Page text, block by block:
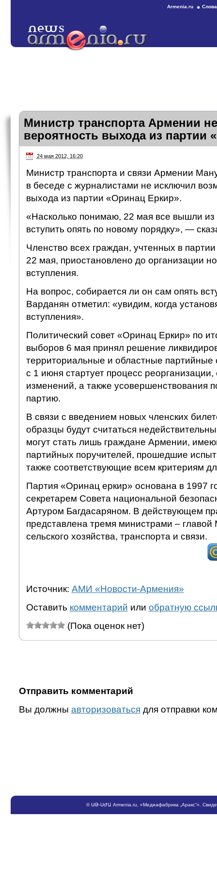
Armenia.ru
Министр транспорта Армении
вероятность выхода из партии
24 мая 2012, 16:20
Министр транспорта и связи Армении
в беседе с журналистами не исключил
выхода из партии «Оринац Еркир».
«Насколько понимаю, 22 мая все вышли
вступить опять по новому порядку», —
Членство всех граждан, учтенных в
22 мая, приостановлено до организации
вступления.
На вопрос, собирается ли он сам опять
Варданян отметил: «увидим, когда
вступления».
Политический совет «Оринац Еркир» по
выборов 6 мая принял решение
территориальные и областные партийные
с 1 июня стартует процесс реорганизации,
изменений, а также усовершенствования
партию.
В связи с введением новых членских
образцы будут считаться
могут стать лишь граждане Армении,
партийных поручителей, прошедшие
также соответствующие всем критериям
Партия «Оринац еркир» основана в 1997
секретарем Совета национальной
Артуром Багдасаряном. В действующем
представлена тремя министрами –
сельского хозяйства, транспорта и связи.
Источник: АМИ «Новости-Армения»
Оставить комментарий или обратную
(Пока оценок нет)
Отправить комментарий
Вы должны авторизоваться для отправки
©ՍԹ-ՍԺԱ Armenia.ru , «Медиафабрика „Аракс“».